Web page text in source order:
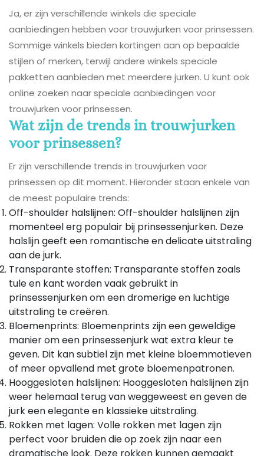
Ja, er zijn verschillende winkels die speciale
aanbiedingen hebben voor trouwjurken voor prinsessen.
Sommige winkels bieden kortingen aan op bepaalde
stijlen of merken, terwijl andere winkels speciale
pakketten aanbieden met meerdere jurken. U kunt ook
online zoeken naar speciale aanbiedingen voor
trouwjurken voor prinsessen.
Wat zijn de trends in trouwjurken
voor prinsessen?
Er zijn verschillende trends in trouwjurken voor
prinsessen op dit moment. Hieronder staan enkele van
de meest populaire trends:
Off-shoulder halslijnen: Off-shoulder halslijnen zijn
momenteel erg populair bij prinsessenjurken. Deze
halslijn geeft een romantische en delicate uitstraling
aan de jurk.
Transparante stoffen: Transparante stoffen zoals
tule en kant worden vaak gebruikt in
prinsessenjurken om een ​​dromerige en luchtige
uitstraling te creëren.
Bloemenprints: Bloemenprints zijn een geweldige
manier om een ​​prinsessenjurk wat extra kleur te
geven. Dit kan subtiel zijn met kleine bloemmotieven
of meer opvallend met grote bloemenpatronen.
Hooggesloten halslijnen: Hooggesloten halslijnen zijn
weer helemaal terug van weggeweest en geven de
jurk een elegante en klassieke uitstraling.
Rokken met lagen: Volle rokken met lagen zijn
perfect voor bruiden die op zoek zijn naar een